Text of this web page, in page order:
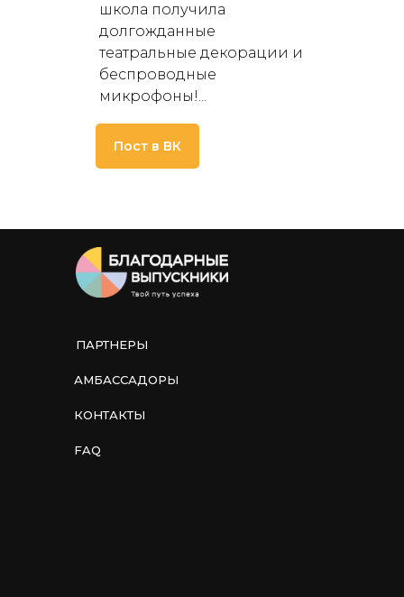
школа получила
долгожданные
театральные декорации и
беспроводные
микрофоны!...
Пост в ВК
АМБАССАДОРЫ
FAQ
КОНТАКТЫ
ПАРТНЕРЫ